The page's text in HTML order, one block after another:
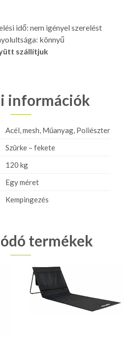
idő: nem igényel szerelést
könnyű
szállítjuk
információk
Acél, mesh, Műanyag, Poliészter
Szürke – fekete
120 kg
Egy méret
Kempingezés
termékek